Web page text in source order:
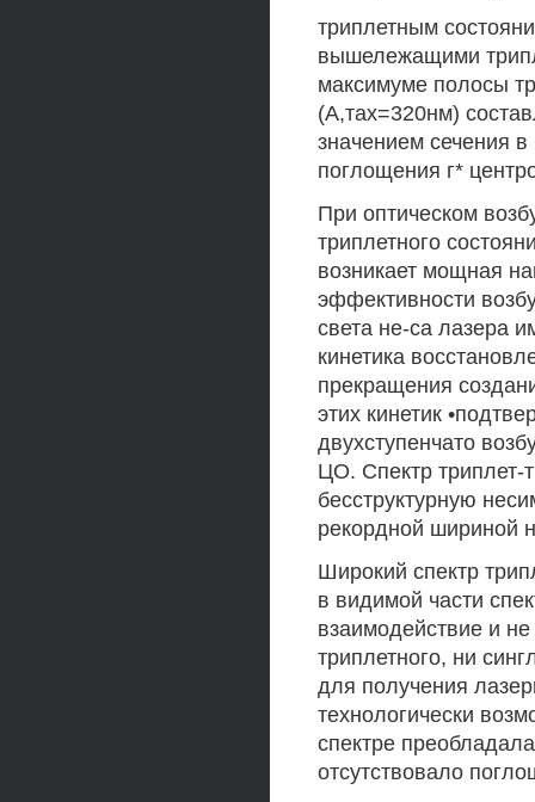
триплетным
вышележащими
максимуме полосы
(А,тах=320нм)
значением сечения в
поглощения г*
При оптическом
триплетного
возникает мощная
эффективности
света не-са лазера
кинетика
прекращения
этих кинетик
двухступенчато
ЦО. Спектр триплет-
бесструктурную
рекордной шириной
Широкий спектр
в видимой части
взаимодействие и
триплетного, ни
для получения
технологически
спектре
отсутствовало